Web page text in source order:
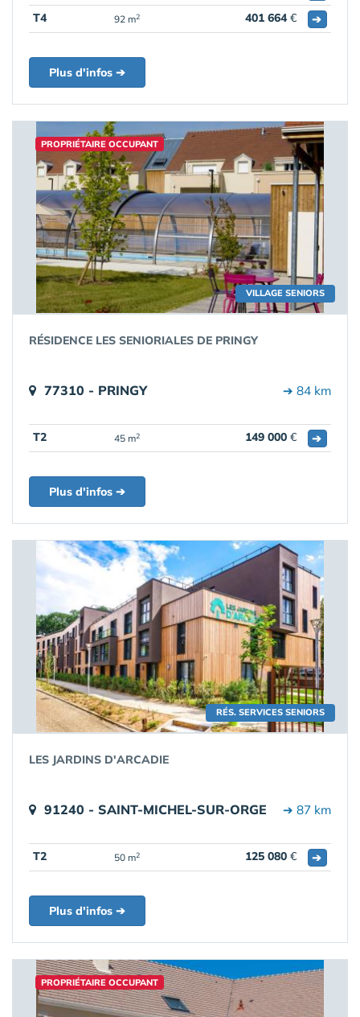
T4 92 m2 401 664€ ➔
Plus d'infos ➔
VILLAGE SENIORS
PROPRIÉTAIRE OCCUPANT
RÉSIDENCE LES SENIORIALES DE PRINGY
77310 - PRINGY ➔ 84 km
T2 45 m2 149 000 € ➔
Plus d'infos ➔
RÉS. SERVICES SENIORS
LES JARDINS D'ARCADIE
91240 - SAINT-MICHEL-SUR-ORGE ➔ 87 km
T2 50 m2 125 080 € ➔
Plus d'infos ➔
PROPRIÉTAIRE OCCUPANT